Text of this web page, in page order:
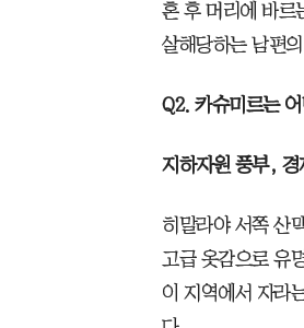
혼 후 머리에 바르
살해당하는 남편
Q2. 카슈미르는
지하자원 풍부,
히말라야 서쪽 산
고급 옷감으로 유
이 지역에서 자라